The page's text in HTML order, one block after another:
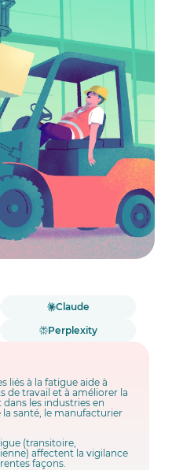
Claude
Perplexity
liés à la fatigue aide à
de travail et à améliorer la
les industries en
santé, le manufacturier
(transitoire,
affectent la vigilance
façons.